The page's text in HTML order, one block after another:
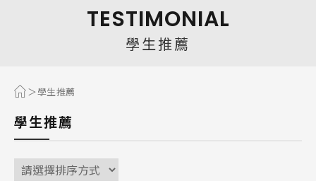
TESTIMONIAL
學生推薦
學生推薦
學生推薦